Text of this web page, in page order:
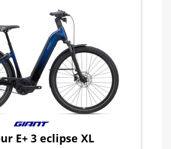
E+ 3 eclipse XL